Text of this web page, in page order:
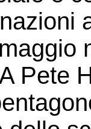
Pete